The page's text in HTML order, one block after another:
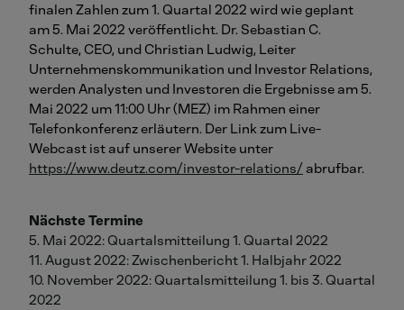
finalen Zahlen zum 1. Quartal 2022 wird wie geplant
am 5. Mai 2022 veröffentlicht. Dr. Sebastian C.
Schulte, CEO, und Christian Ludwig, Leiter
Unternehmenskommunikation und Investor Relations,
werden Analysten und Investoren die Ergebnisse am 5.
Mai 2022 um 11:00 Uhr (MEZ) im Rahmen einer
Telefonkonferenz erläutern. Der Link zum Live-
Webcast ist auf unserer Website unter
https://www.deutz.com/investor-relations/ abrufbar.
Nächste Termine
5. Mai 2022: Quartalsmitteilung 1. Quartal 2022
11. August 2022: Zwischenbericht 1. Halbjahr 2022
10. November 2022: Quartalsmitteilung 1. bis 3. Quartal
2022